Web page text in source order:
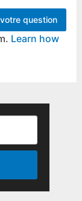
Learn how